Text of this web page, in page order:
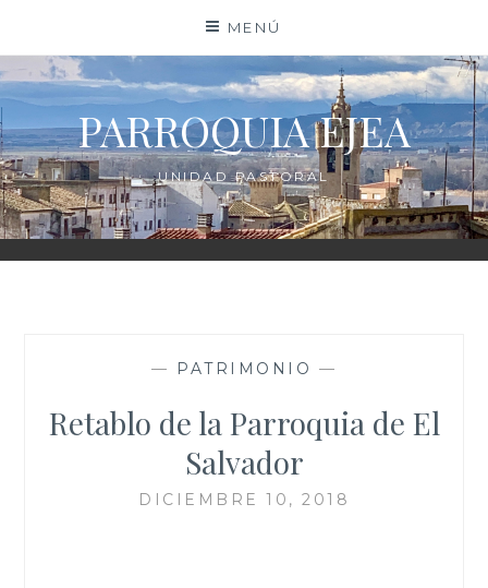
contenido
MENÚ
PARROQUIA EJEA
UNIDAD PASTORAL
— PATRIMONIO —
Retablo de la Parroquia de El
Salvador
DICIEMBRE 10, 2018